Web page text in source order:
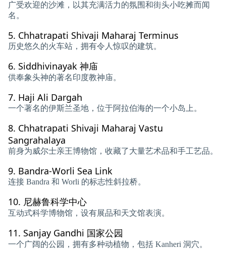
广受欢迎的沙滩，以其充满活力的氛围和街头小吃摊而闻
名。
5. Chhatrapati Shivaji Maharaj Terminus
历史悠久的火车站，拥有令人惊叹的建筑。
6. Siddhivinayak 神庙
供奉象头神的著名印度教神庙。
7. Haji Ali Dargah
一个著名的伊斯兰圣地，位于阿拉伯海的一个小岛上。
8. Chhatrapati Shivaji Maharaj Vastu
Sangrahalaya
前身为威尔士亲王博物馆，收藏了大量艺术品和手工艺品。
9. Bandra-Worli Sea Link
连接 Bandra 和 Worli 的标志性斜拉桥。
10. 尼赫鲁科学中心
互动式科学博物馆，设有展品和天文馆表演。
11. Sanjay Gandhi 国家公园
一个广阔的公园，拥有多种动植物，包括 Kanheri 洞穴。